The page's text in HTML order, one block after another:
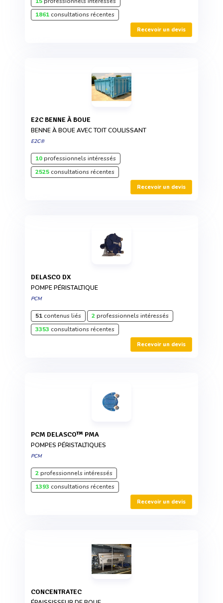
1861consultations récentes
Recevoir un devis
E2C BENNE À BOUE
BENNE À BOUE AVEC TOIT COULISSANT
E2C®
10professionnels intéressés
2525consultations récentes
Recevoir un devis
DELASCO DX
POMPE PÉRISTALTIQUE
PCM
51contenus liés 2professionnels intéressés
3353 consultations récentes
Recevoir un devis
PCM DELASCO™ PMA
POMPES PÉRISTALTIQUES
PCM
2professionnels intéressés
1393 consultations récentes
Recevoir un devis
CONCENTRATEC